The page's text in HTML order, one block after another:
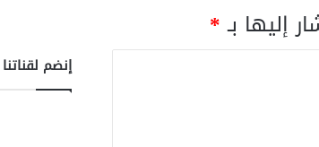
إليها بـ*
إنضم لقناتنا